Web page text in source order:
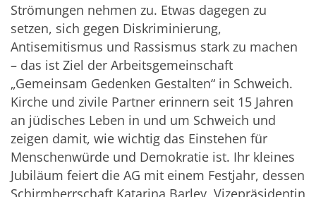
Strömungen nehmen zu. Etwas dagegen zu
setzen, sich gegen Diskriminierung,
Antisemitismus und Rassismus stark zu machen
– das ist Ziel der Arbeitsgemeinschaft
„Gemeinsam Gedenken Gestalten“ in Schweich.
Kirche und zivile Partner erinnern seit 15 Jahren
an jüdisches Leben in und um Schweich und
zeigen damit, wie wichtig das Einstehen für
Menschenwürde und Demokratie ist. Ihr kleines
Jubiläum feiert die AG mit einem Festjahr, dessen
Schirmherrschaft Katarina Barley, Vizepräsidentin